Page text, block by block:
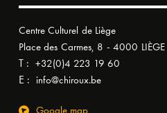
Centre Culturel de Liège
Place des Carmes, 8 - 4000 LIÈGE
T : +32(0)4 223 19 60
E : info@chiroux.be
Google map